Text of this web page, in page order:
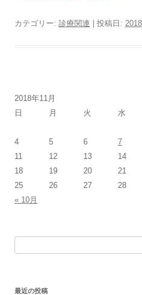
カテゴリー: 診療関連 | 投稿日:
2018年11月
日
月 火 水
4
5 6 7
11
12 13 14
18
19 20 21
25
26 27 28
« 10月
最近の投稿